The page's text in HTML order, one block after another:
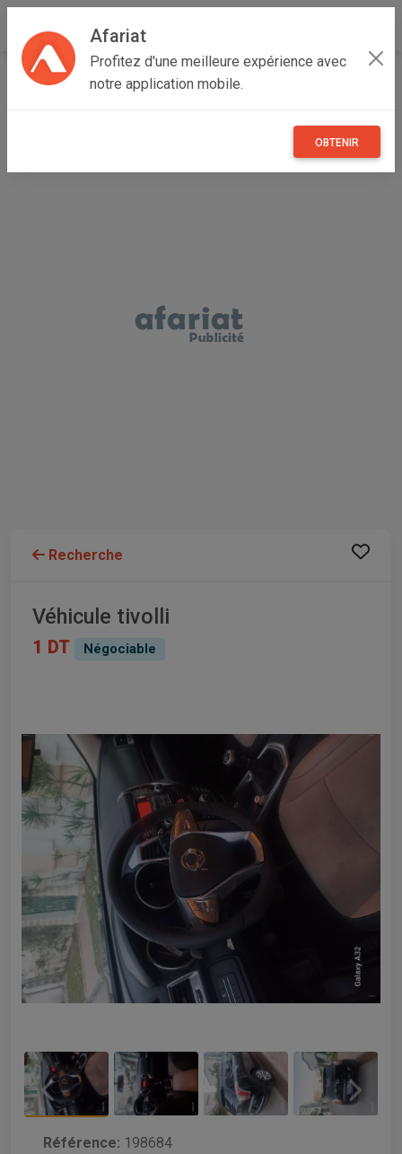
Afariat
Profitez d'une meilleure expérience avec
notre application mobile.
OBTENIR
Accueil Véhicules Grand Tunis
Recherche
Véhicule tivolli
1 DT Négociable
Référence: 198684